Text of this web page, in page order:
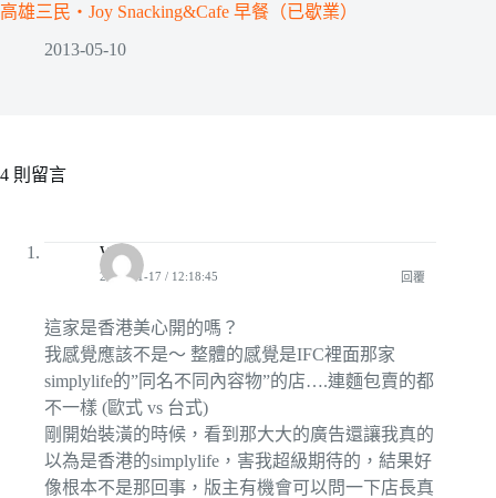
高雄三民‧Joy Snacking&Cafe 早餐（已歇業）
2013-05-10
4 則留言
Will
2011-11-17 / 12:18:45 回覆
這家是香港美心開的嗎？
我感覺應該不是～ 整體的感覺是IFC裡面那家
simplylife的”同名不同內容物”的店….連麵包賣的都
不一樣 (歐式 vs 台式)
剛開始裝潢的時候，看到那大大的廣告還讓我真的
以為是香港的simplylife，害我超級期待的，結果好
像根本不是那回事，版主有機會可以問一下店長真